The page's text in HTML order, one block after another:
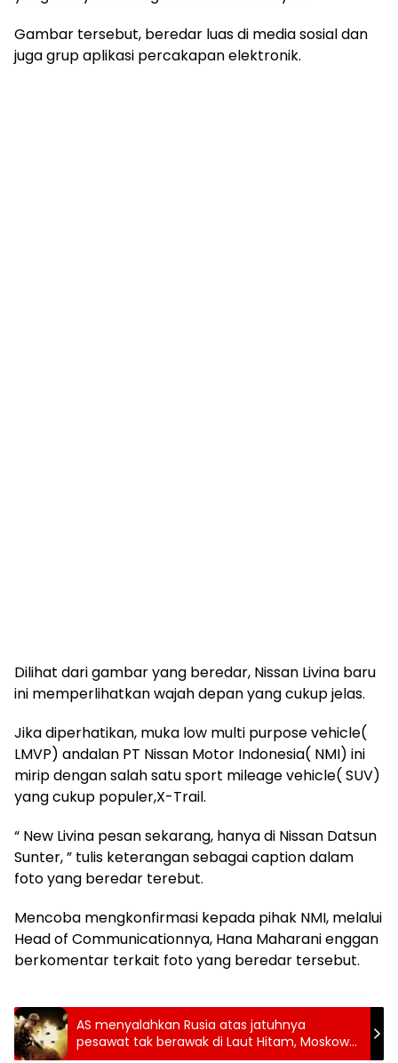
Gambar tersebut, beredar luas di media sosial dan
juga grup aplikasi percakapan elektronik.
Dilihat dari gambar yang beredar, Nissan Livina baru
ini memperlihatkan wajah depan yang cukup jelas.
Jika diperhatikan, muka low multi purpose vehicle(
LMVP) andalan PT Nissan Motor Indonesia( NMI) ini
mirip dengan salah satu sport mileage vehicle( SUV)
yang cukup populer,X-Trail.
“ New Livina pesan sekarang, hanya di Nissan Datsun
Sunter, ” tulis keterangan sebagai caption dalam
foto yang beredar terebut.
Mencoba mengkonfirmasi kepada pihak NMI, melalui
Head of Communicationnya, Hana Maharani enggan
berkomentar terkait foto yang beredar tersebut.
AS menyalahkan Rusia atas jatuhnya
pesawat tak berawak di Laut Hitam, Moskow
menyangkal